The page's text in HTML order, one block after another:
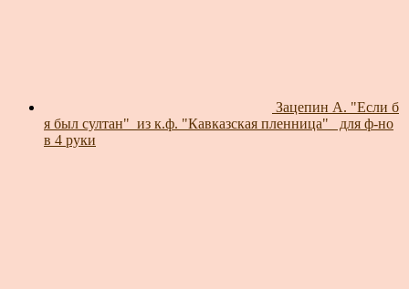
Зацепин А. "Если б
я был султан"_из к.ф. "Кавказская пленница"_ для ф-но
в 4 руки